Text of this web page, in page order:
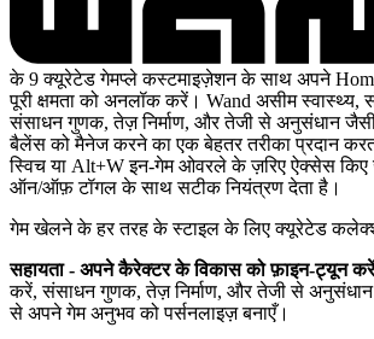
के 9 क्यूरेटेड गेमप्ले कस्टमाइज़ेशन के साथ अपने
पूरी क्षमता को अनलॉक करें। Wand असीम स्वास्थ्य,
संसाधन गुणक, तेज़ निर्माण, और तेजी से अनुसंधान
बैलेंस को मैनेज करने का एक बेहतर तरीका प्रदान
स्विच या Alt+W इन-गेम ओवरले के ज़रिए ऐक्सेस
ऑन/ऑफ़ टॉगल के साथ सटीक नियंत्रण देता है।
गेम खेलने के हर तरह के स्टाइल के लिए क्यूरेटेड
सहायता - अपने कैरेक्टर के विकास को फ़ाइन-ट्यून
करें, संसाधन गुणक, तेज़ निर्माण, और तेजी से
से अपने गेम अनुभव को पर्सनलाइज़ बनाएँ।